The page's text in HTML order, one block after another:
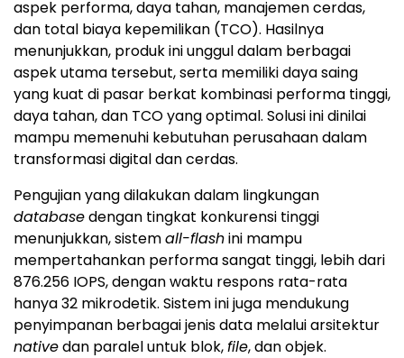
aspek performa, daya tahan, manajemen cerdas,
dan total biaya kepemilikan (TCO). Hasilnya
menunjukkan, produk ini unggul dalam berbagai
aspek utama tersebut, serta memiliki daya saing
yang kuat di pasar berkat kombinasi performa tinggi,
daya tahan, dan TCO yang optimal. Solusi ini dinilai
mampu memenuhi kebutuhan perusahaan dalam
transformasi digital dan cerdas.
Pengujian yang dilakukan dalam lingkungan
databasedengan tingkat konkurensi tinggi
menunjukkan, sistemall-flashini mampu
mempertahankan performa sangat tinggi, lebih dari
876.256 IOPS, dengan waktu respons rata-rata
hanya 32 mikrodetik. Sistem ini juga mendukung
penyimpanan berbagai jenis data melalui arsitektur
nativedan paralel untuk blok,file, dan objek.